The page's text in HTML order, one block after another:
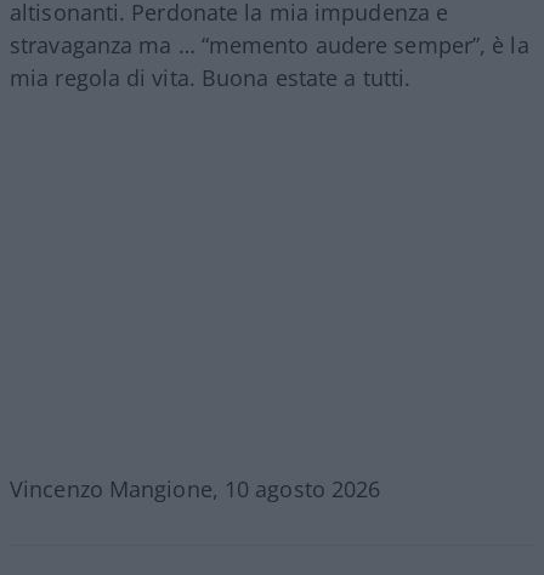
altisonanti. Perdonate la mia impudenza e
stravaganza ma … “memento audere semper”, è la
mia regola di vita. Buona estate a tutti.
Vincenzo Mangione, 10 agosto 2026